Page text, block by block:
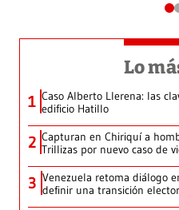
Lo
1 Caso Alberto Llerena: las
edificio Hatillo
2 Capturan en Chiriquí a
Trillizas por nuevo caso de
3 Venezuela retoma diálogo
definir una transición